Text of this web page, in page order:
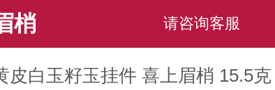
梢 请咨询客服
皮白玉籽玉挂件 喜上眉梢 15.5克